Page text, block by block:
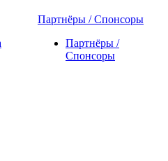
Партнёры / Спонсоры
Партнёры /
Спонсоры